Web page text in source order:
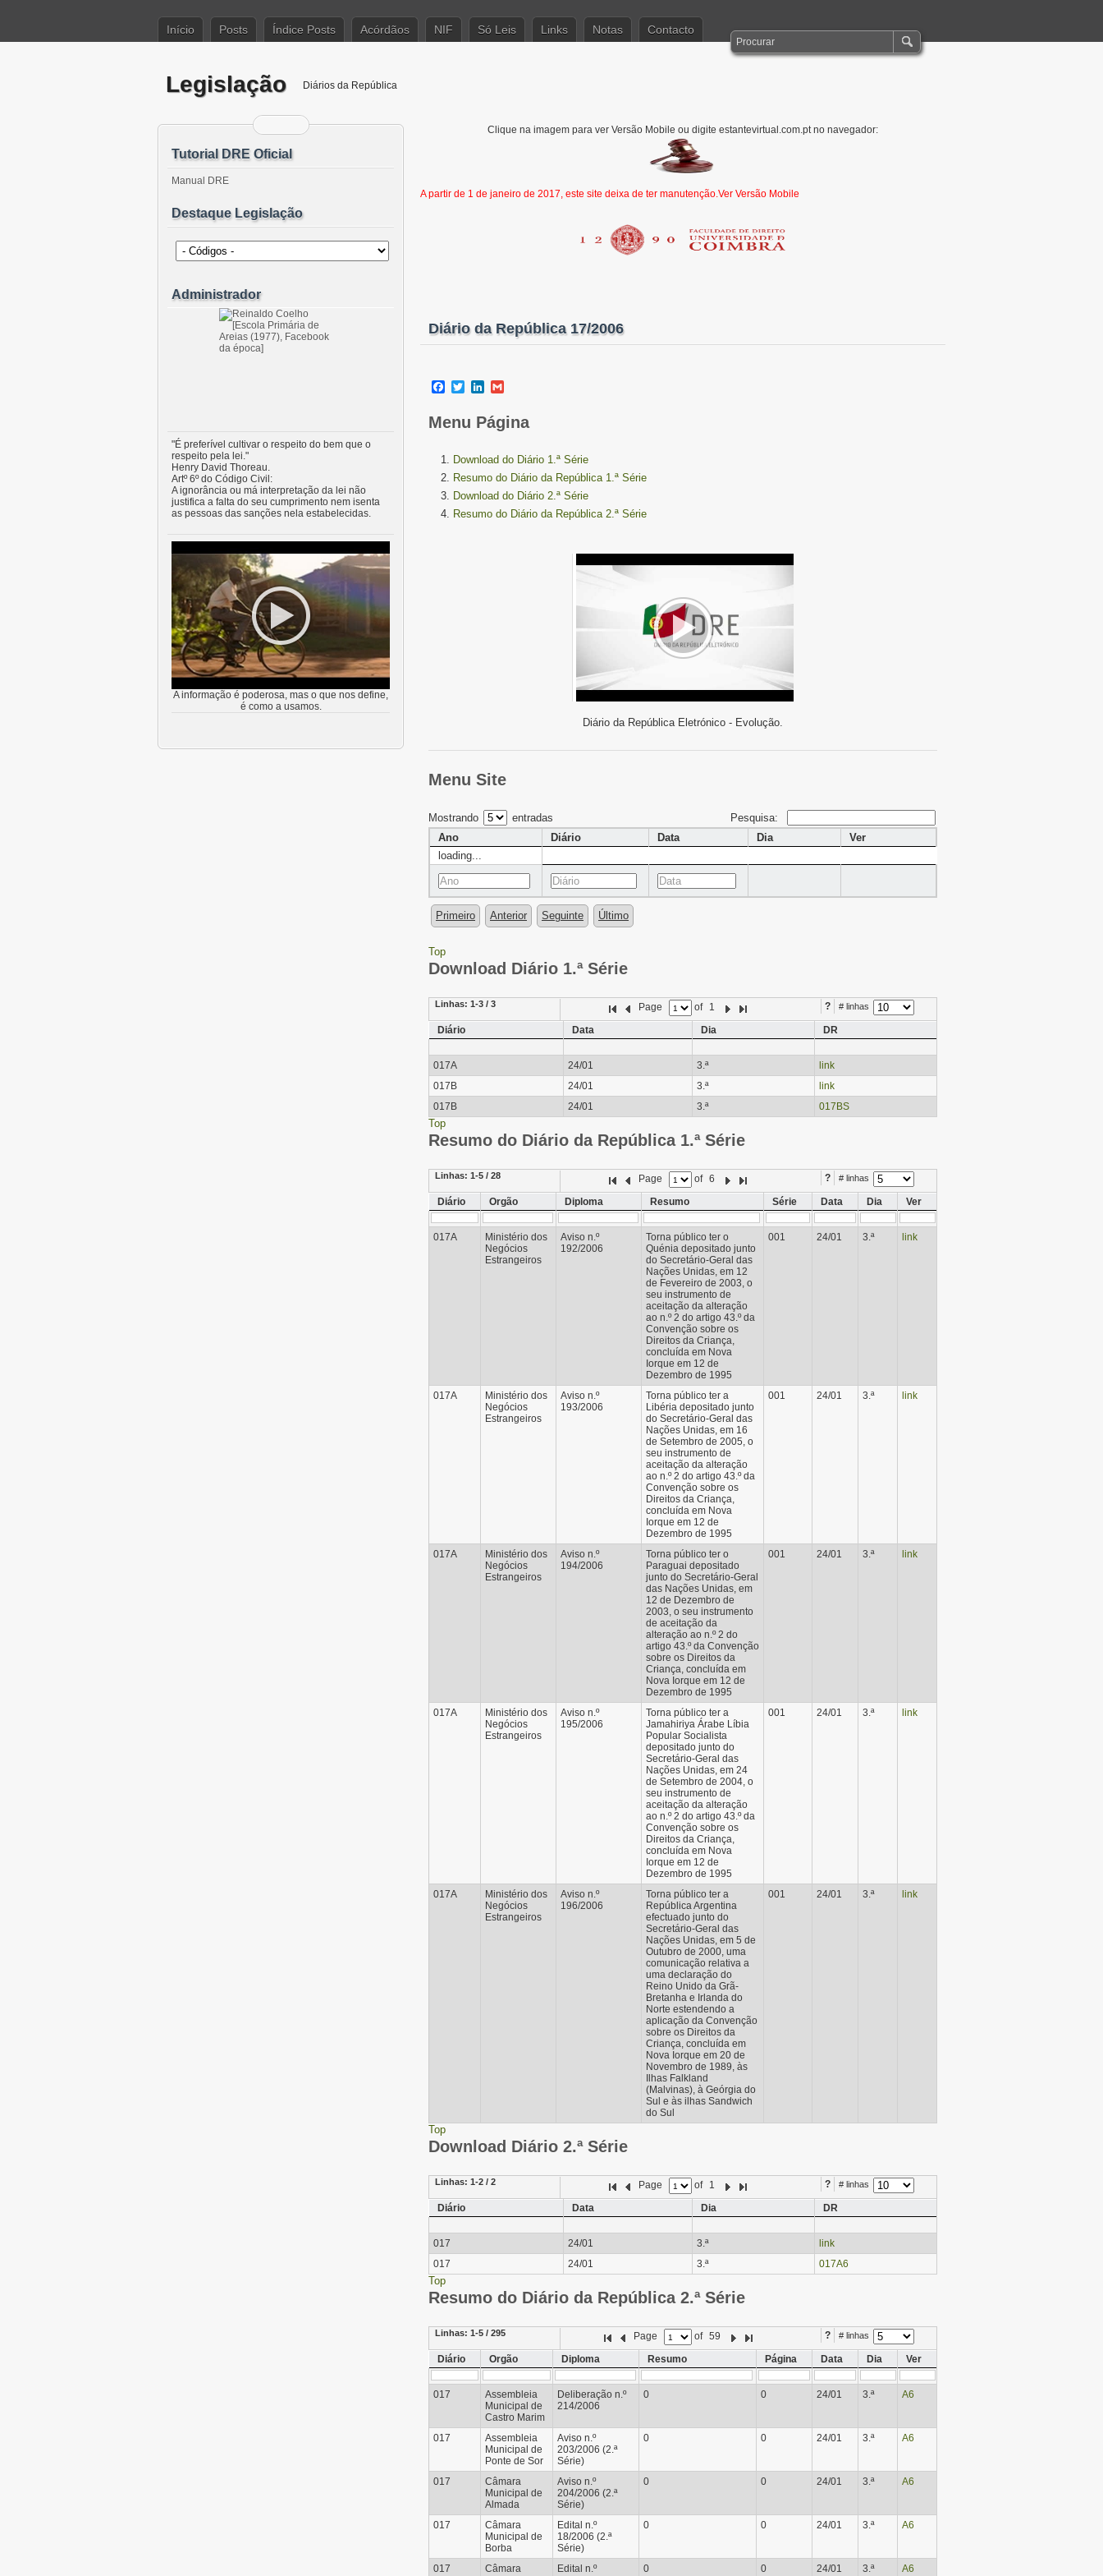
Início Posts Índice Posts Acórdãos NIF Só Leis Links Notas Contacto
Legislação Diários da República
Clique na imagem para ver Versão Mobile ou digite estantevirtual.com.pt no navegador:
A partir de 1 de janeiro de 2017, este site deixa de ter manutenção.Ver Versão Mobile
Diário da República 17/2006
Facebook
TwitterLinkedIn
Menu Página
Download do Diário 1.ª Série
Resumo do Diário da República 1.ª Série
Download do Diário 2.ª Série
Resumo do Diário da República 2.ª Série
Diário da República Eletrónico - Evolução.
Menu Site
Mostrando entradas
Pesquisa:
Ano
Diário Data Dia
Ver
loading...
Primeiro Anterior Seguinte Último
Top
Download Diário 1.ª Série
Linhas: 1-3 / 3 ? # linhas
Page of 1
Diário
Data Dia DR
017A 24/01 3.ª
link
017B
24/01 3.ª
link
017B
24/01 3.ª 017BS
Top
Resumo do Diário da República 1.ª Série
Linhas: 1-5 / 28 ? # linhas
Page of 6
Diário
Orgão Diploma Resumo Série Data Dia Ver
017A
Ministério dos
Negócios
Estrangeiros
Aviso n.º
192/2006
Torna público ter o
Quénia depositado junto
do Secretário-Geral das
Nações Unidas, em 12
de Fevereiro de 2003, o
seu instrumento de
aceitação da alteração
ao n.º 2 do artigo 43.º da
Convenção sobre os
Direitos da Criança,
concluída em Nova
Iorque em 12 de
Dezembro de 1995
001 24/01 3.ª link
017A
Ministério dos
Negócios
Estrangeiros
Aviso n.º
193/2006
Torna público ter a
Libéria depositado junto
do Secretário-Geral das
Nações Unidas, em 16
de Setembro de 2005, o
seu instrumento de
aceitação da alteração
ao n.º 2 do artigo 43.º da
Convenção sobre os
Direitos da Criança,
concluída em Nova
Iorque em 12 de
Dezembro de 1995
001 24/01 3.ª link
017A
Ministério dos
Negócios
Estrangeiros
Aviso n.º
194/2006
Torna público ter o
Paraguai depositado
junto do Secretário-Geral
das Nações Unidas, em
12 de Dezembro de
2003, o seu instrumento
de aceitação da
alteração ao n.º 2 do
artigo 43.º da Convenção
sobre os Direitos da
Criança, concluída em
Nova Iorque em 12 de
Dezembro de 1995
001 24/01 3.ª link
017A
Ministério dos
Negócios
Estrangeiros
Aviso n.º
195/2006
Torna público ter a
Jamahiriya Árabe Líbia
Popular Socialista
depositado junto do
Secretário-Geral das
Nações Unidas, em 24
de Setembro de 2004, o
seu instrumento de
aceitação da alteração
ao n.º 2 do artigo 43.º da
Convenção sobre os
Direitos da Criança,
concluída em Nova
Iorque em 12 de
Dezembro de 1995
001 24/01 3.ª link
017A
Ministério dos
Negócios
Estrangeiros
Aviso n.º
196/2006
Torna público ter a
República Argentina
efectuado junto do
Secretário-Geral das
Nações Unidas, em 5 de
Outubro de 2000, uma
comunicação relativa a
uma declaração do
Reino Unido da Grã-
Bretanha e Irlanda do
Norte estendendo a
aplicação da Convenção
sobre os Direitos da
Criança, concluída em
Nova Iorque em 20 de
Novembro de 1989, às
Ilhas Falkland
(Malvinas), à Geórgia do
Sul e às ilhas Sandwich
do Sul
001 24/01 3.ª link
Top
Download Diário 2.ª Série
Linhas: 1-2 / 2 ? # linhas
Page of 1
Diário
Data Dia DR
017 24/01 3.ª
link
017
24/01 3.ª 017A6
Top
Resumo do Diário da República 2.ª Série
Linhas: 1-5 / 295 ? # linhas
Page of 59
Diário
Orgão Diploma Resumo Página Data Dia Ver
017
Assembleia
Municipal de
Castro Marim
Deliberação n.º
214/2006
0 0 24/01 3.ª A6
017
Assembleia
Municipal de
Ponte de Sor
Aviso n.º
203/2006 (2.ª
Série)
0 0 24/01 3.ª A6
017
Câmara
Municipal de
Almada
Aviso n.º
204/2006 (2.ª
Série)
0 0 24/01 3.ª A6
017
Câmara
Municipal de
Borba
Edital n.º
18/2006 (2.ª
Série)
0 0 24/01 3.ª A6
017
Câmara
Edital n.º
0 0 24/01 3.ª A6
Tutorial DRE Oficial
Manual DRE
Destaque Legislação
Administrador
"É preferível cultivar o respeito do bem que o
respeito pela lei."
Henry David Thoreau.
Artº 6º do Código Civil:
A ignorância ou má interpretação da lei não
justifica a falta do seu cumprimento nem isenta
as pessoas das sanções nela estabelecidas.
A informação é poderosa, mas o que nos define,
é como a usamos.